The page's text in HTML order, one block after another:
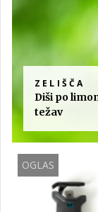
ZELIŠČA
Diši po
težav
OGLAS